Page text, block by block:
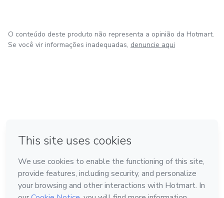
O conteúdo deste produto não representa a opinião da Hotmart.
Se você vir informações inadequadas, denuncie aqui
Feito com ❤ na Cidade do México
Conheça a Hotmart